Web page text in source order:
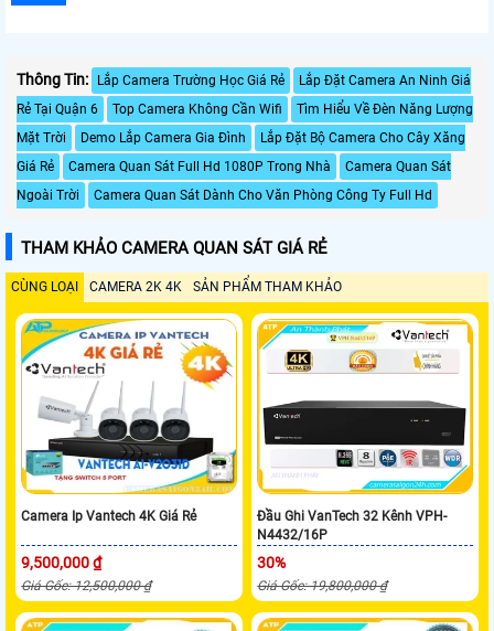
Thông Tin: Lắp Camera Trường Học Giá Rẻ
Lắp Đặt Camera An Ninh Giá
Rẻ Tại Quận 6
Top Camera Không Cần Wifi
Tìm Hiểu Về Đèn Năng Lượng
Mặt Trời
Demo Lắp Camera Gia Đình
Lắp Đặt Bộ Camera Cho Cây Xăng
Giá Rẻ
Camera Quan Sát Full Hd 1080P Trong Nhà
Camera Quan Sát
Ngoài Trời
Camera Quan Sát Dành Cho Văn Phòng Công Ty Full Hd
THAM KHẢO CAMERA QUAN SÁT GIÁ RẺ
CÙNG LOẠI CAMERA 2K 4K SẢN PHẨM THAM KHẢO
Camera Ip Vantech 4K Giá Rẻ
9,500,000 ₫
Giá Gốc: 12,500,000 ₫
Đầu Ghi VanTech 32 Kênh VPH-
N4432/16P
30%
Giá Gốc: 19,800,000 ₫